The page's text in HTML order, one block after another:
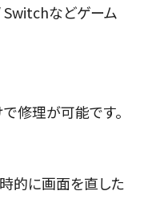
Switchなどゲーム
修理が可能です。
的に画面を直した